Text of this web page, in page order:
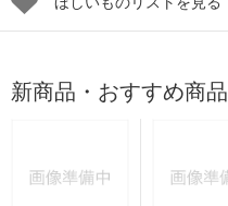
新商品・おすすめ商品